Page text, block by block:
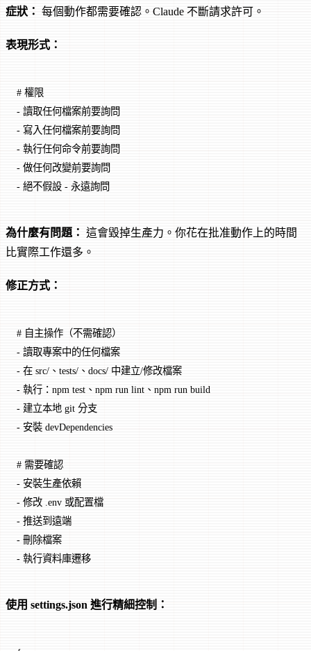
症狀： 每個動作都需要確認。Claude 不斷請求許可。
表現形式：
# 權限
- 讀取任何檔案前要詢問
- 寫入任何檔案前要詢問
- 執行任何命令前要詢問
- 做任何改變前要詢問
- 絕不假設 - 永遠詢問
為什麼有問題： 這會毀掉生產力。你花在批准動作上的時間
比實際工作還多。
修正方式：
# 自主操作（不需確認）
- 讀取專案中的任何檔案
- 在 src/、tests/、docs/ 中建立/修改檔案
- 執行：npm test、npm run lint、npm run build
- 建立本地 git 分支
- 安裝 devDependencies
# 需要確認
- 安裝生產依賴
- 修改 .env 或配置檔
- 推送到遠端
- 刪除檔案
- 執行資料庫遷移
使用 settings.json 進行精細控制：